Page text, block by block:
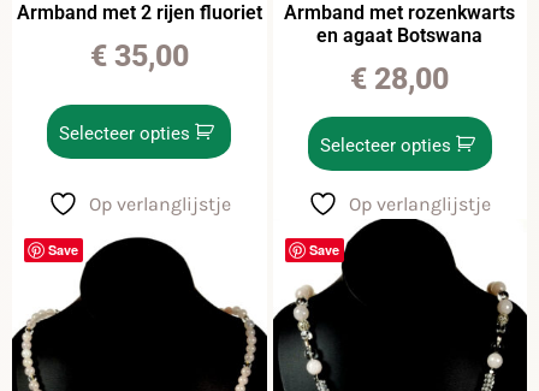
Armband met 2 rijen fluoriet
€35,00
Selecteer opties
Op verlanglijstje
Armband met rozenkwarts
en agaat Botswana
€ 28,00
Selecteer opties
Op verlanglijstje
Save Save